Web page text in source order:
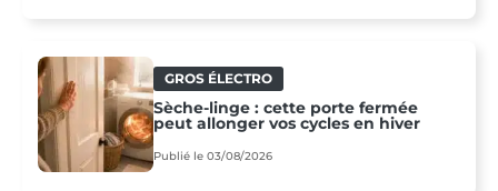
GROS ÉLECTRO
Sèche-linge : cette porte fermée
peut allonger vos cycles en hiver
Publié le 03/08/2026